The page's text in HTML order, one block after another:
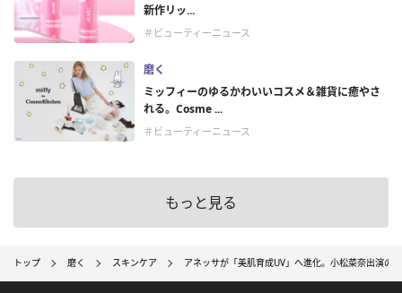
新作リッ...
＃ビューティーニュース
磨く
ミッフィーのゆるかわいいコスメ＆雑貨に癒やさ
れる。Cosme ...
＃ビューティーニュース
もっと見る
トップ 磨く スキンケア アネッサが「美肌育成UV」へ進化。小松菜奈出演の